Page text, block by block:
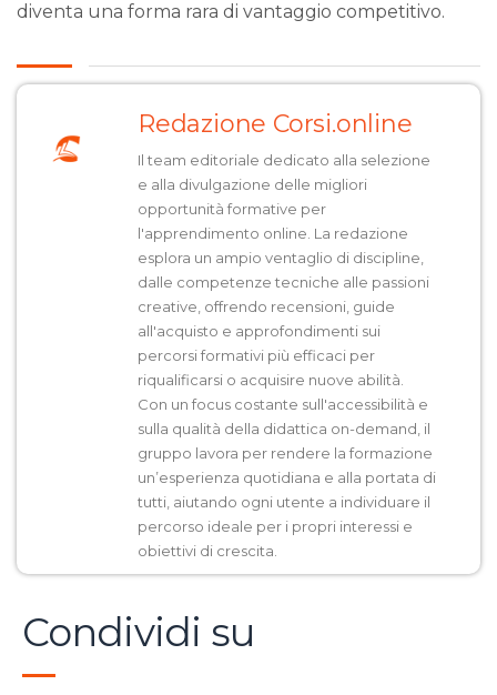
diventa una forma rara di vantaggio competitivo.
Redazione Corsi.online
Il team editoriale dedicato alla selezione
e alla divulgazione delle migliori
opportunità formative per
l'apprendimento online. La redazione
esplora un ampio ventaglio di discipline,
dalle competenze tecniche alle passioni
creative, offrendo recensioni, guide
all'acquisto e approfondimenti sui
percorsi formativi più efficaci per
riqualificarsi o acquisire nuove abilità.
Con un focus costante sull'accessibilità e
sulla qualità della didattica on-demand, il
gruppo lavora per rendere la formazione
un’esperienza quotidiana e alla portata di
tutti, aiutando ogni utente a individuare il
percorso ideale per i propri interessi e
obiettivi di crescita.
Condividi su